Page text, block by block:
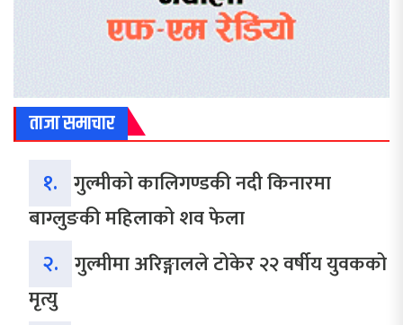
ताजा समाचार
१. गुल्मीको कालिगण्डकी नदी किनारमा
बाग्लुङकी महिलाको शव फेला
२. गुल्मीमा अरिङ्गालले टोकेर २२ वर्षीय युवकको
मृत्यु